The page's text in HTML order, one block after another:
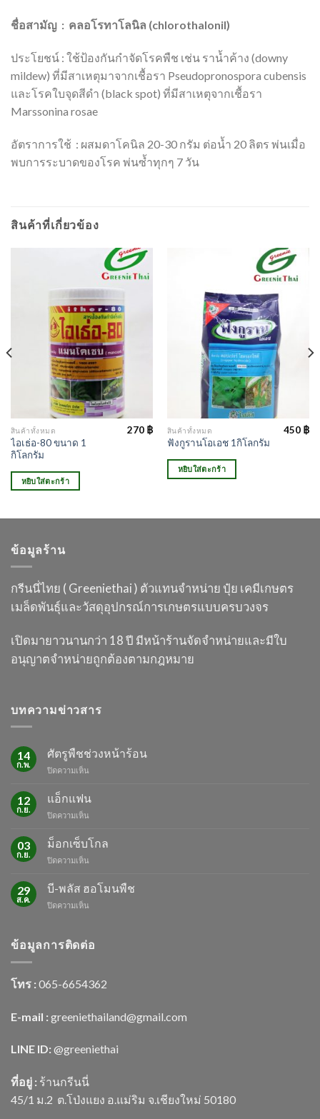
ชื่อสามัญ​ : คลอโรทาโลนิล (chlorothalonil)
ประโยชน์ : ใช้ป้องกันกำจัดโรคพืช เช่น ราน้ำค้าง (downy
mildew) ที่มีสาเหตุมาจากเชื้อรา Pseudopronospora cubensis
และโรคใบจุดสีดำ (black spot) ที่มีสาเหตุจากเชื้อรา
Marssonina rosae
อัตราการใช้ : ผสมดาโคนิล 20-30 กรัม ต่อน้ำ 20 ลิตร พ่นเมื่อ
พบการระบาดของโรค พ่นซ้ำทุกๆ 7 วัน
สินค้าที่เกี่ยวข้อง
สินค้าทั้งหมด
ไอเธ่อ-80 ขนาด 1
กิโลกรัม
270 ฿
หยิบใส่ตะกร้า
สินค้าทั้งหมด
ฟังกูรานโอเอช 1กิโลกรัม
450 ฿
หยิบใส่ตะกร้า
ข้อมูลร้าน
กรีนนี่ไทย ( Greeniethai ) ตัวแทนจำหน่าย ปุ๋ย เคมีเกษตร
เมล็ดพันธุ์และวัสดุอุปกรณ์การเกษตรแบบครบวงจร
เปิดมายาวนานกว่า 18 ปี มีหน้าร้านจัดจำหน่ายและมีใบ
อนุญาตจำหน่ายถูกต้องตามกฎหมาย
บทความข่าวสาร
14
ก.พ.
ศัตรูพืชช่วงหน้าร้อน
ปิดความเห็น
หน้า
12
ก.ย.
แอ็กแฟน
ปิดความเห็น
แฟน
03
ก.ย.
ม็อกเซ็บโกล
ปิดความเห็น
อก
โกล
29
ส.ค.
บี-พลัส ฮอโมนพืช
ปิดความเห็น
ฮอ
ข้อมูลการติดต่อ
โทร : 065-6654362
E-mail : greeniethailand@gmail.com
LINE ID: @greeniethai
ที่อยู่ : ร้านกรีนนี่
45/1 ม.2 ต.โป่งแยง อ.แม่ริม จ.เชียงใหม่ 50180